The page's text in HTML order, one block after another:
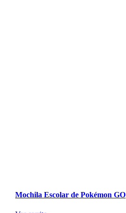
Mochila Escolar de Pokémon GO